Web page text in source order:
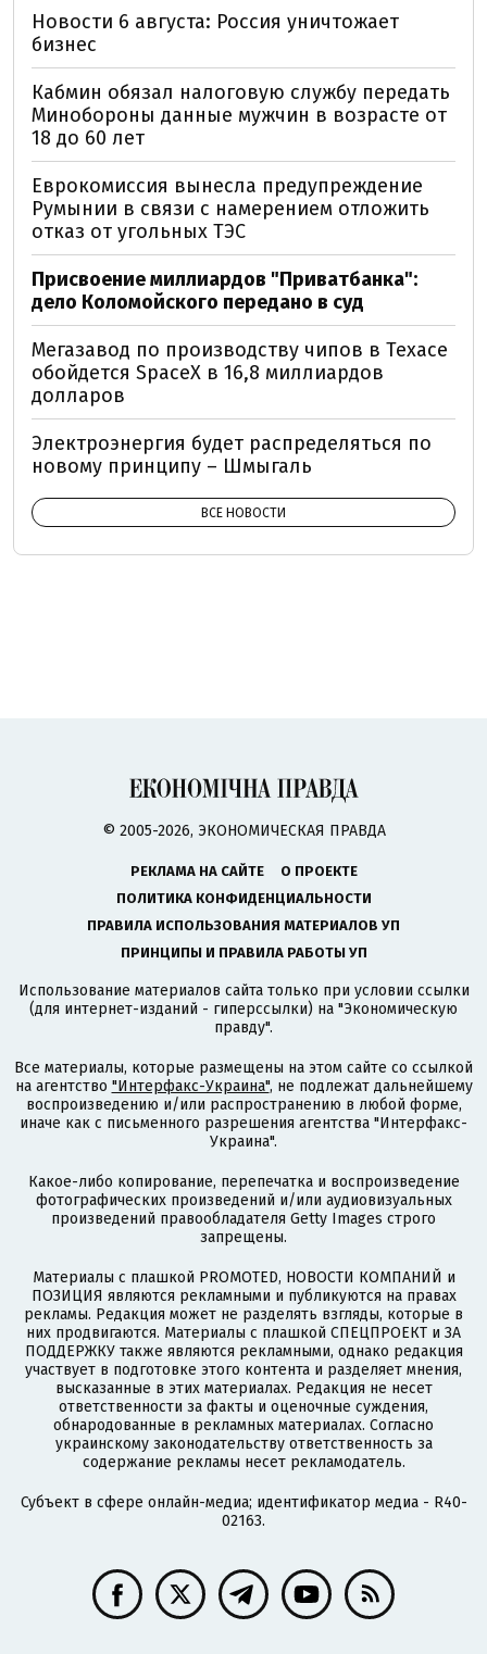
Новости 6 августа: Россия уничтожает
бизнес
Кабмин обязал налоговую службу передать
Минобороны данные мужчин в возрасте от
18 до 60 лет
Еврокомиссия вынесла предупреждение
Румынии в связи с намерением отложить
отказ от угольных ТЭС
Присвоение миллиардов "Приватбанка":
дело Коломойского передано в суд
Мегазавод по производству чипов в Техасе
обойдется SpaceX в 16,8 миллиардов
долларов
Электроэнергия будет распределяться по
новому принципу – Шмыгаль
ВСЕ НОВОСТИ
© 2005-2026, ЭКОНОМИЧЕСКАЯ ПРАВДА
РЕКЛАМА НА САЙТЕ
О ПРОЕКТЕ
ПОЛИТИКА КОНФИДЕНЦИАЛЬНОСТИ
ПРАВИЛА ИСПОЛЬЗОВАНИЯ МАТЕРИАЛОВ УП
ПРИНЦИПЫ И ПРАВИЛА РАБОТЫ УП
Использование материалов сайта только при условии ссылки
(для интернет-изданий - гиперссылки) на "Экономическую
правду".
Все материалы, которые размещены на этом сайте со ссылкой
на агентство "Интерфакс-Украина", не подлежат дальнейшему
воспроизведению и/или распространению в любой форме,
иначе как с письменного разрешения агентства "Интерфакс-
Украина".
Какое-либо копирование, перепечатка и воспроизведение
фотографических произведений и/или аудиовизуальных
произведений правообладателя Getty Images строго
запрещены.
Материалы с плашкой PROMOTED, НОВОСТИ КОМПАНИЙ и
ПОЗИЦИЯ являются рекламными и публикуются на правах
рекламы. Редакция может не разделять взгляды, которые в
них продвигаются. Материалы с плашкой СПЕЦПРОЕКТ и ЗА
ПОДДЕРЖКУ также являются рекламными, однако редакция
участвует в подготовке этого контента и разделяет мнения,
высказанные в этих материалах. Редакция не несет
ответственности за факты и оценочные суждения,
обнародованные в рекламных материалах. Согласно
украинскому законодательству ответственность за
содержание рекламы несет рекламодатель.
Субъект в сфере онлайн-медиа; идентификатор медиа - R40-
02163.